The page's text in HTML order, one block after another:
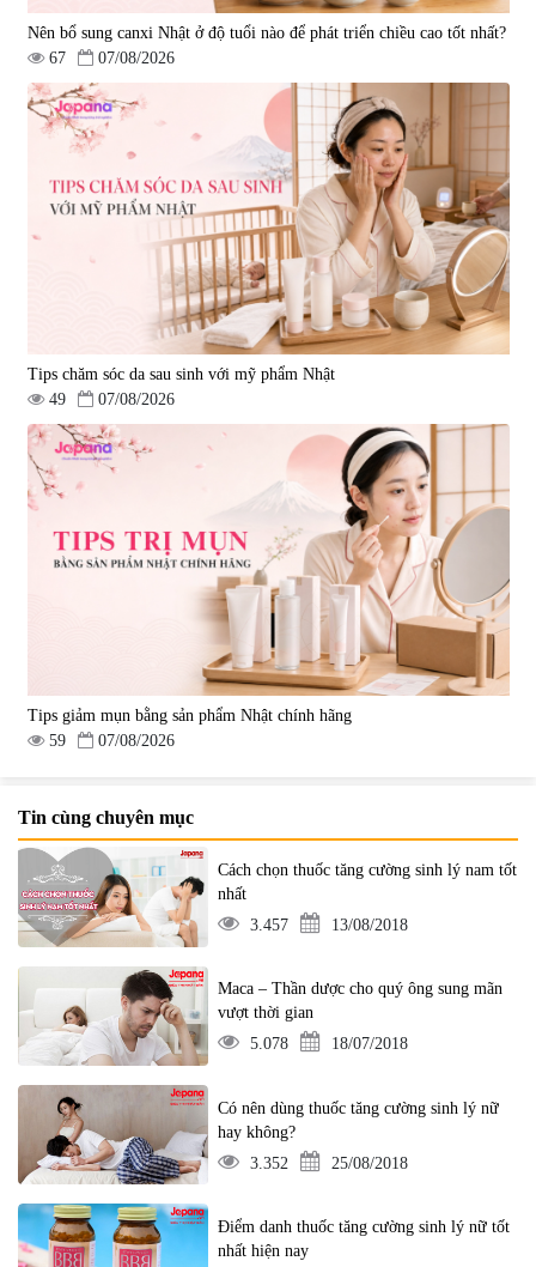
Nên bổ sung canxi Nhật ở độ tuổi nào để phát triển chiều cao tốt nhất?
67
07/08/2026
Tips chăm sóc da sau sinh với mỹ phẩm Nhật
49
07/08/2026
Tips giảm mụn bằng sản phẩm Nhật chính hãng
59
07/08/2026
Tin cùng chuyên mục
Cách chọn thuốc tăng cường sinh lý nam tốt
nhất
3.457
13/08/2018
Maca – Thần dược cho quý ông sung mãn
vượt thời gian
5.078
18/07/2018
Có nên dùng thuốc tăng cường sinh lý nữ
hay không?
3.352
25/08/2018
Điểm danh thuốc tăng cường sinh lý nữ tốt
nhất hiện nay